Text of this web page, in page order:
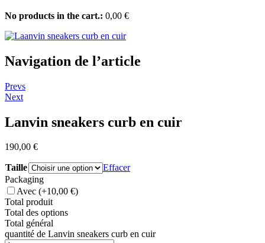
No products in the cart.: 0,00 €
Navigation de l’article
Prevs
Next
Lanvin sneakers curb en cuir
190,00 €
Taille
Effacer
Packaging
Avec (+10,00 €)
Total produit
Total des options
Total général
quantité de Lanvin sneakers curb en cuir